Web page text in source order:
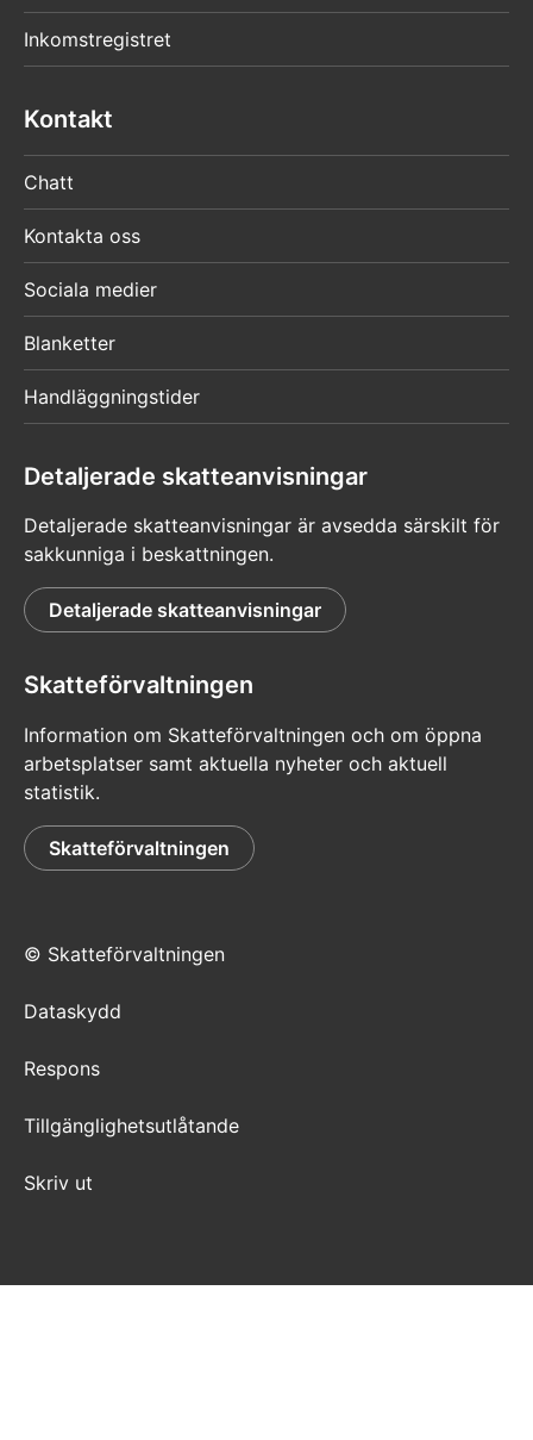
Inkomstregistret
Kontakt
Chatt
Kontakta oss
Sociala medier
Blanketter
Handläggningstider
Detaljerade skatteanvisningar
Detaljerade skatteanvisningar är avsedda särskilt för
sakkunniga i beskattningen.
Detaljerade skatteanvisningar
Skatteförvaltningen
Information om Skatteförvaltningen och om öppna
arbetsplatser samt aktuella nyheter och aktuell
statistik.
Skatteförvaltningen
© Skatteförvaltningen
Dataskydd
Respons
Tillgänglighetsutlåtande
Skriv ut